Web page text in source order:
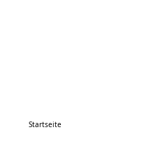
Startseite